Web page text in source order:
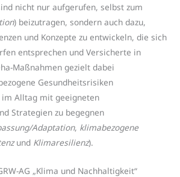
nicht nur aufgerufen, selbst zum
) beizutragen, sondern auch dazu,
und Konzepte zu entwickeln, die sich
entsprechen und Versicherte in
Maßnahmen gezielt dabei
Gesundheitsrisiken
Alltag mit geeigneten
Strategien zu begegnen
Adaptation, klimabezogene
und Klimaresilienz).
AG „Klima und Nachhaltigkeit“